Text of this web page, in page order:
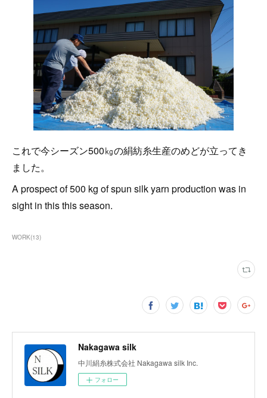
これで今シーズン500㎏の絹紡糸生産のめどが立ってき
ました。
A prospect of 500 kg of spun silk yarn production was in
sight in this this season.
WORK(13)
Nakagawa silk
中川絹糸株式会社 Nakagawa silk Inc.
フォロー